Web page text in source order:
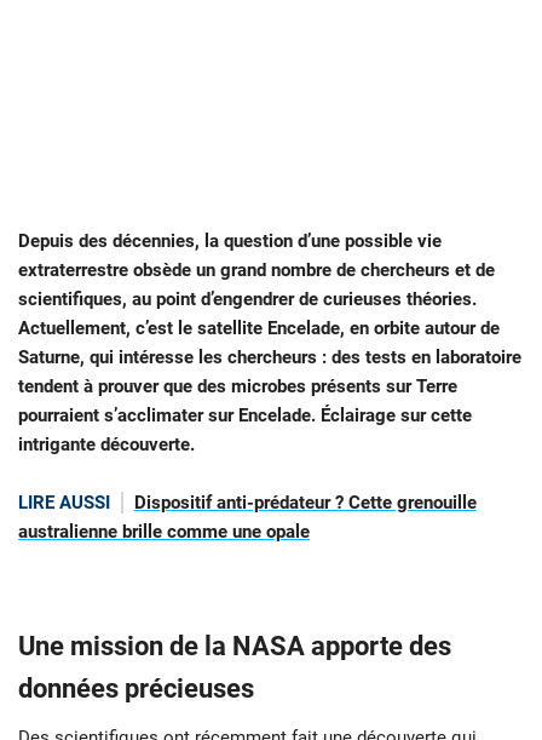
Depuis des décennies, la question d’une possible vie
extraterrestre obsède un grand nombre de chercheurs et de
scientifiques, au point d’engendrer de curieuses théories.
Actuellement, c’est le satellite Encelade, en orbite autour de
Saturne, qui intéresse les chercheurs : des tests en laboratoire
tendent à prouver que des microbes présents sur Terre
pourraient s’acclimater sur Encelade. Éclairage sur cette
intrigante découverte.
LIRE AUSSI
Dispositif anti-prédateur ? Cette grenouille
australienne brille comme une opale
Une mission de la NASA apporte des
données précieuses